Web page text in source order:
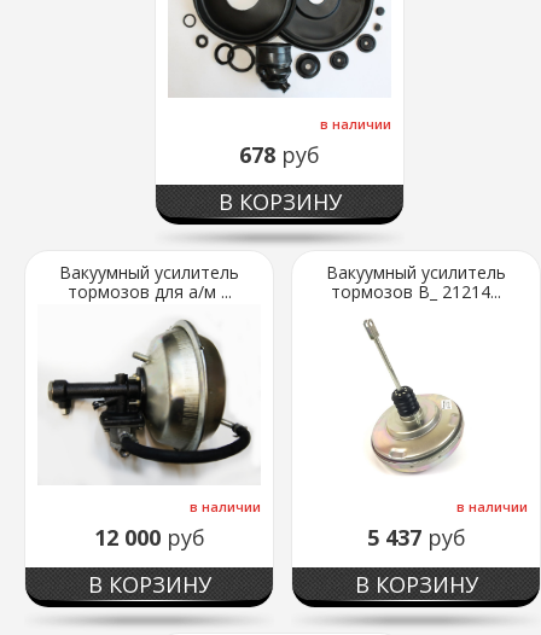
в наличии
678 руб
В КОРЗИНУ
Вакуумный усилитель
тормозов для а/м ...
в наличии
12 000 руб
В КОРЗИНУ
Вакуумный усилитель
тормозов В_ 21214...
в наличии
5 437 руб
В КОРЗИНУ